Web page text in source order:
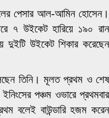
পেসার আল-আমিন হোসেন।
৭ উইকেট হারিয়ে ১৯০ রান
দুইটি উইকেট শিকার করেছেন
তিনি। মূলত প্রথম ও শেষ
পঞ্চম ওভারে প্রথমবার
বাউন্ডারি হজম করেন